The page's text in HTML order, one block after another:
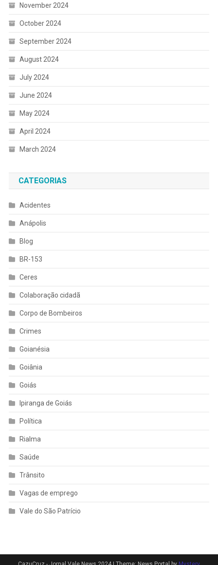
November 2024
October 2024
September 2024
August 2024
July 2024
June 2024
May 2024
April 2024
March 2024
CATEGORIAS
Acidentes
Anápolis
Blog
BR-153
Ceres
Colaboração cidadã
Corpo de Bombeiros
Crimes
Goianésia
Goiânia
Goiás
Ipiranga de Goiás
Política
Rialma
Saúde
Trânsito
Vagas de emprego
Vale do São Patrício